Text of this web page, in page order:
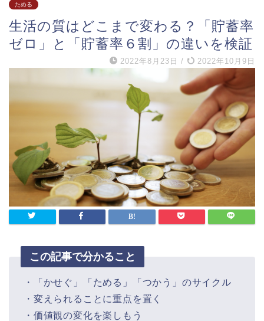
ためる
生活の質はどこまで変わる？「貯蓄率
ゼロ」と「貯蓄率６割」の違いを検証
2022年8月23日 / 2022年10月9日
この記事で分かること
・「かせぐ」「ためる」「つかう」のサイクル
・変えられることに重点を置く
・価値観の変化を楽しもう